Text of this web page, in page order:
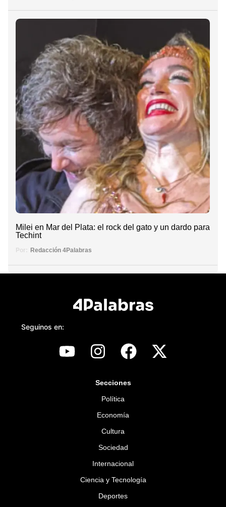
Milei en Mar del Plata: el rock del gato y un dardo para
Techint
Por: Redacción 4Palabras
Seguinos en:
Secciones
Política
Economía
Cultura
Sociedad
Internacional
Ciencia y Tecnología
Deportes